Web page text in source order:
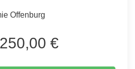
Offenburg
€